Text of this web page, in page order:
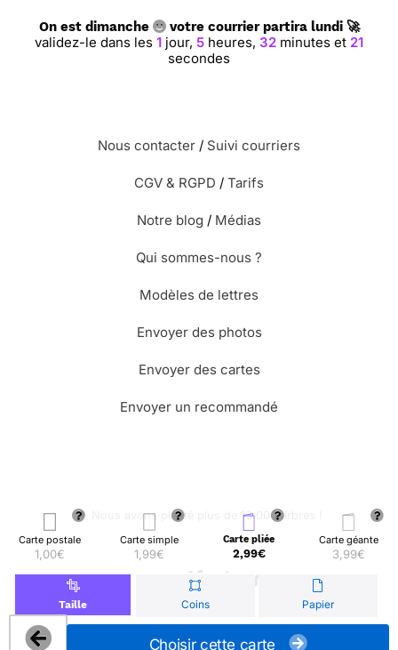
Carte postale
1,00€
Carte simple
1,99€
Carte pliée
2,99€
Carte géante
3,99€
Taille Coins Papier
Choisir cette carte
On est dimanche votre courrier partira lundi 🚀
validez-le dans les 1jour, 5heures, 32minutes et 20
secondes
Nous contacter / Suivi courriers
CGV & RGPD / Tarifs
Notre blog / Médias
Qui sommes-nous ?
Modèles de lettres
Envoyer des photos
Envoyer des cartes
Envoyer un recommandé
🌳 Nous avons planté plus de 13.000 arbres !
© Merci Facteur